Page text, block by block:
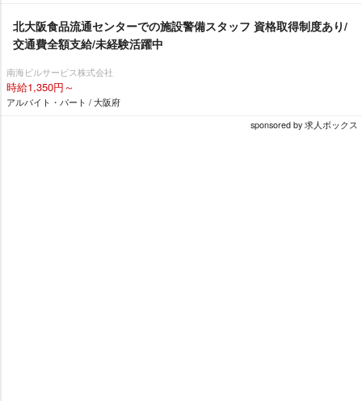
北大阪食品流通センターでの施設警備スタッフ 資格取得制度あり/
交通費全額支給/未経験活躍中
南海ビルサービス株式会社
時給1,350円～
アルバイト・パート / 大阪府
sponsored by 求人ボックス